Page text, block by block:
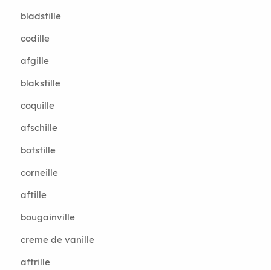
bladstille
codille
afgille
blakstille
coquille
afschille
botstille
corneille
aftille
bougainville
creme de vanille
aftrille